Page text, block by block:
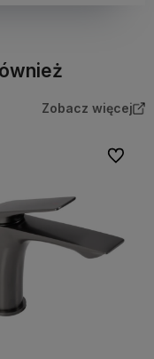
Zobacz więcej
Do